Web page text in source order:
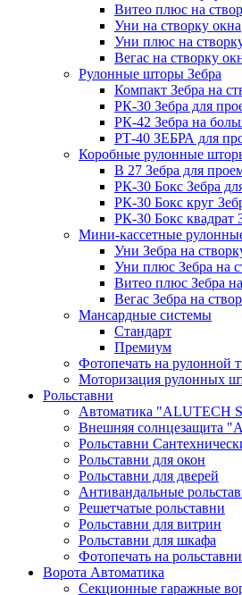
Витео плюс на
Уни на створку окна
Уни плюс на
Вегас на створку
Рулонные шторы Зебра
Компакт Зебра на
РК-30 Зебра для
РК-42 Зебра на
РТ-40 ЗЕБРА для
Коробные рулонные
B 27 Зебра для
РК-30 Бокс Зебра
РК-30 Бокс круг
РК-30 Бокс квадрат
Мини-кассетные
Уни Зебра на
Уни плюс Зебра на
Витео плюс Зебра
Вегас Зебра на
Мансардные системы
Стандарт
Премиум
Фотопечать на рулонной
Моторизация рулонных
Рольставни
Автоматика "ALUTECH
Внешняя солнцезащита
Рольставни
Рольставни для окон
Рольставни для дверей
Антивандальные
Решетчатые рольставни
Рольставни для витрин
Рольставни для шкафа
Фотопечать на рольставни
Ворота Автоматика
Секционные гаражные